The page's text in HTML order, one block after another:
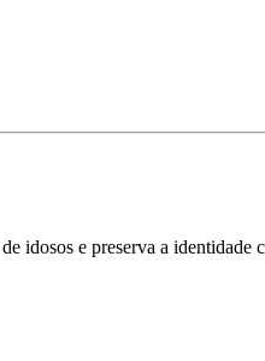
idosos e preserva a identidade